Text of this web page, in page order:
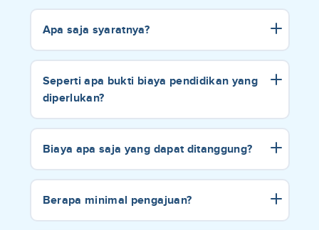
Apa saja syaratnya?
Seperti apa bukti biaya pendidikan yang
diperlukan?
Biaya apa saja yang dapat ditanggung?
Berapa minimal pengajuan?